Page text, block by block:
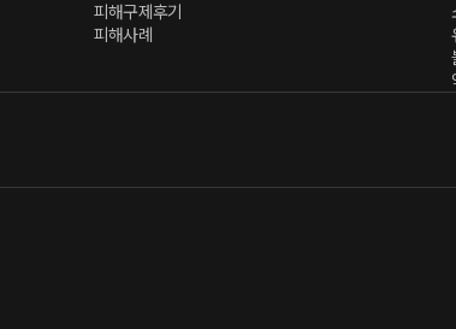
피해구제후기
피해사례